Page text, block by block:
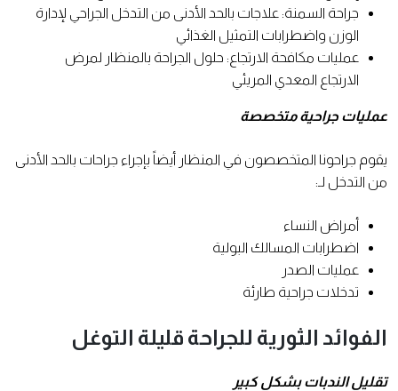
جراحة السمنة: علاجات بالحد الأدنى من التدخل الجراحي لإدارة
الوزن واضطرابات التمثيل الغذائي
عمليات مكافحة الارتجاع: حلول الجراحة بالمنظار لمرض
الارتجاع المعدي المريئي
عمليات جراحية متخصصة
يقوم جراحونا المتخصصون في المنظار أيضاً بإجراء جراحات بالحد الأدنى
من التدخل لـ:
أمراض النساء
اضطرابات المسالك البولية
عمليات الصدر
تدخلات جراحية طارئة
الفوائد الثورية للجراحة قليلة التوغل
تقليل الندبات بشكل كبير